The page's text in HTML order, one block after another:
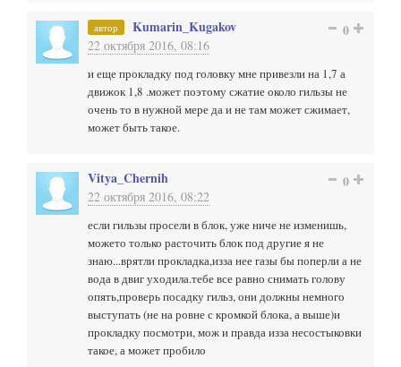
автор Kumarin_Kugakov
22 октября 2016, 08:16
0
и еще прокладку под головку мне привезли на 1,7 а
движок 1,8 .может поэтому сжатие около гильзы не
очень то в нужной мере да и не там может сжимает,
может быть такое.
Vitya_Chernih
22 октября 2016, 08:22
0
если гильзы просели в блок, уже ниче не изменишь,
можето только расточить блок под другие я не
знаю...врятли прокладка,изза нее газы бы поперли а не
вода в двиг уходила.тебе все равно снимать голову
опять,проверь посадку гильз, они должны немного
выступать (не на ровне с кромкой блока, а выше)и
прокладку посмотри, мож и правда изза несостыковки
такое, а может пробило